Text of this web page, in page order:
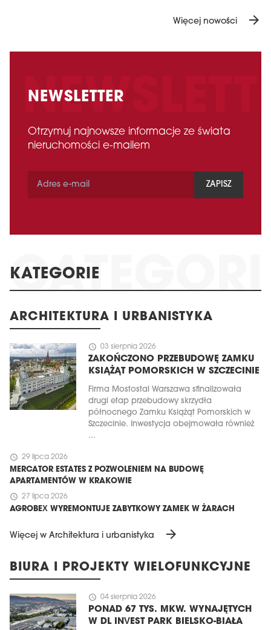
Więcej nowości arrow_forward
NEWSLETTER
Otrzymuj najnowsze informacje ze świata
nieruchomości e-mailem
ZAPISZ
KATEGORIE
ARCHITEKTURA I URBANISTYKA
schedule 03 sierpnia 2026
ZAKOŃCZONO PRZEBUDOWĘ ZAMKU
KSIĄŻĄT POMORSKICH W SZCZECINIE
Firma Mostostal Warszawa sfinalizowała
drugi etap przebudowy skrzydła
północnego Zamku Książąt Pomorskich w
Szczecinie. Inwestycja obejmowała również
...
schedule 29 lipca 2026
MERCATOR ESTATES Z POZWOLENIEM NA BUDOWĘ
APARTAMENTÓW W KRAKOWIE
schedule 27 lipca 2026
AGROBEX WYREMONTUJE ZABYTKOWY ZAMEK W ŻARACH
Więcej w Architektura i urbanistyka arrow_forward
BIURA I PROJEKTY WIELOFUNKCYJNE
schedule 04 sierpnia 2026
PONAD 67 TYS. MKW. WYNAJĘTYCH
W DL INVEST PARK BIELSKO-BIAŁA